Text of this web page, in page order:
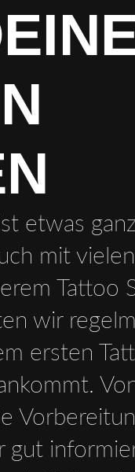
etwas
mit
Tattoo
wir
ersten
gut